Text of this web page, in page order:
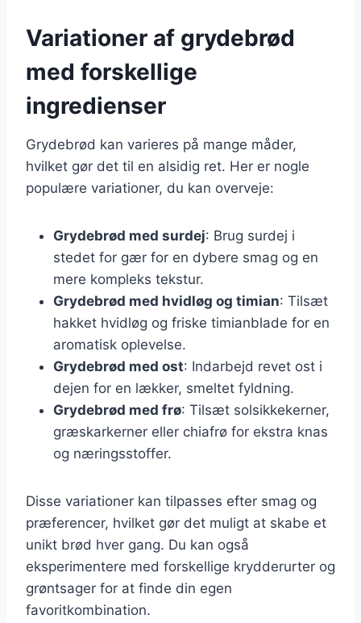
Variationer af grydebrød
med forskellige
ingredienser
Grydebrød kan varieres på mange måder,
hvilket gør det til en alsidig ret. Her er nogle
populære variationer, du kan overveje:
Grydebrød med surdej: Brug surdej i
stedet for gær for en dybere smag og en
mere kompleks tekstur.
Grydebrød med hvidløg og timian: Tilsæt
hakket hvidløg og friske timianblade for en
aromatisk oplevelse.
Grydebrød med ost: Indarbejd revet ost i
dejen for en lækker, smeltet fyldning.
Grydebrød med frø: Tilsæt solsikkekerner,
græskarkerner eller chiafrø for ekstra knas
og næringsstoffer.
Disse variationer kan tilpasses efter smag og
præferencer, hvilket gør det muligt at skabe et
unikt brød hver gang. Du kan også
eksperimentere med forskellige krydderurter og
grøntsager for at finde din egen
favoritkombination.